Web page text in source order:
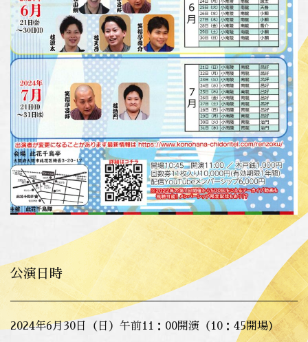
公演日時
2024年6月30日（日）午前11：00開演（10：45開場）